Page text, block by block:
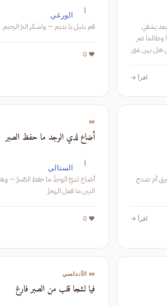
ولا على البعد يشفي
داءك الدار ولا يفيدك تذكار الأولى رحلوا وطالما ضر
هل بهن غنى
اقرأ →
ا الورغي
قم بليل يا نديم — واشكر البرّ الرحيم
❤️ 0
أم صدح
اقرأ →
📜
أضاع لدي الوجد ما حفظ الصبر
ا الستالي
أضاع لديَّ الوجدُ ما حفظ الصّبرُ —
البين ما فعل الهَجرُ
❤️ 0
📜 الأندلسي
فيا لشجا قلب من الصبر فارغ